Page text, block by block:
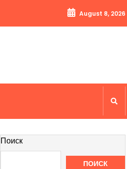
August 8, 2026
Поиск
ПОИСК